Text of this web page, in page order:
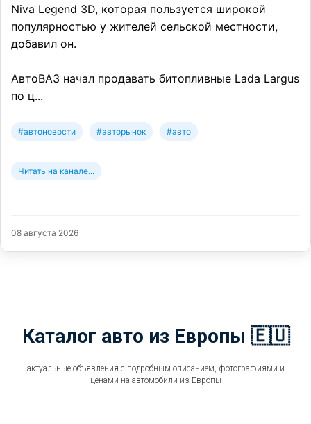
Niva Legend 3D, которая пользуется широкой
популярностью у жителей сельской местности,
добавил он.
АвтоВАЗ начал продавать битопливные Lada Largus
по ц...
#автоновости #авторынок #авто
Читать на канале...
08 августа 2026
Каталог авто из Европы 🇪🇺
актуальные объявления с подробным описанием, фотографиями и
ценами на автомобили из Европы